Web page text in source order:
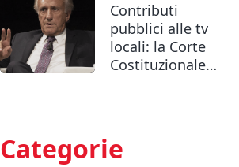
Contributi
pubblici alle tv
locali: la Corte
Costituzionale…
Categorie